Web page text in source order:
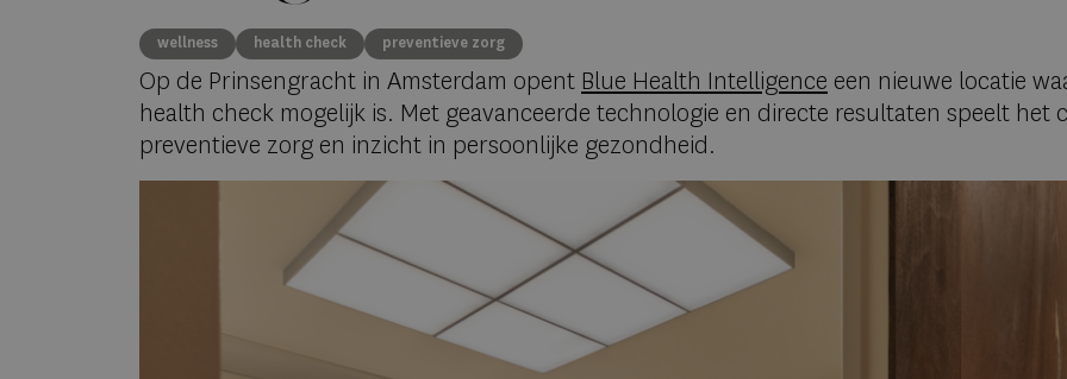
wellness health check preventieve zorg
Op de Prinsengracht in Amsterdam opent Blue Health Intelligence een nieuwe locatie
health check mogelijk is. Met geavanceerde technologie en directe resultaten speelt het
preventieve zorg en inzicht in persoonlijke gezondheid.